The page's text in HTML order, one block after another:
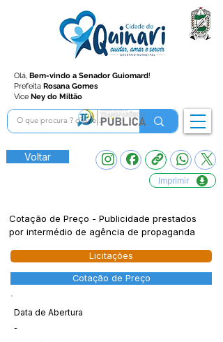
Olá, Bem-vindo a Senador Guiomard!
Prefeita Rosana Gomes
Vice Ney do Miltão
Voltar
Imprimir
Cotação de Preço - Publicidade prestados
por intermédio de agência de propaganda
Licitações
Cotação de Preço
Data de Abertura
-